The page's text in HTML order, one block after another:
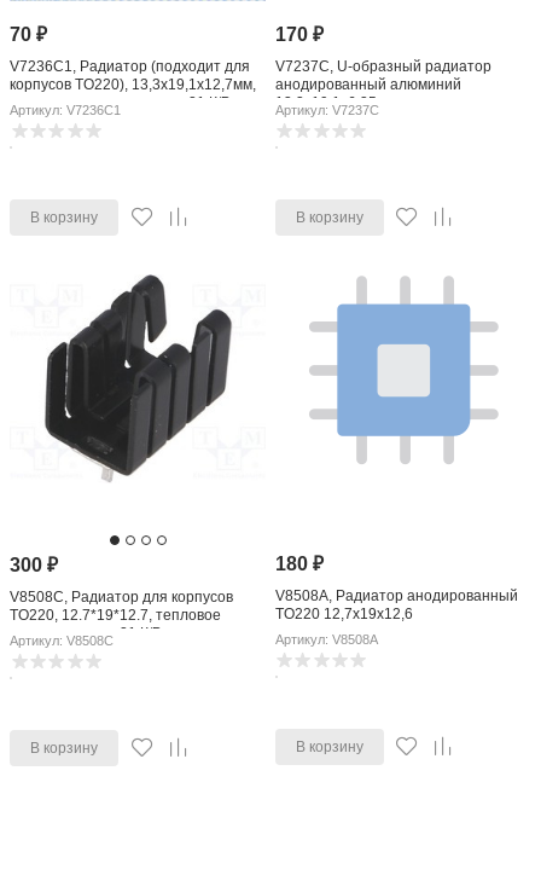
70₽
V7236C1, Радиатор (подходит для
корпусов TO220), 13,3x19,1x12,7мм,
тепловое сопротивление 21 К/Вт
Артикул: V7236C1
В корзину
170 ₽
V7237C, U-образный радиатор
анодированный алюминий
13,3x19,1x6,35мм
Артикул: V7237C
В корзину
300₽
V8508C, Радиатор для корпусов
TO220, 12.7*19*12.7, тепловое
сопротивление 21 К/Вт
Артикул: V8508C
В корзину
180 ₽
V8508A, Радиатор анодированный
TO220 12,7x19x12,6
Артикул: V8508A
В корзину